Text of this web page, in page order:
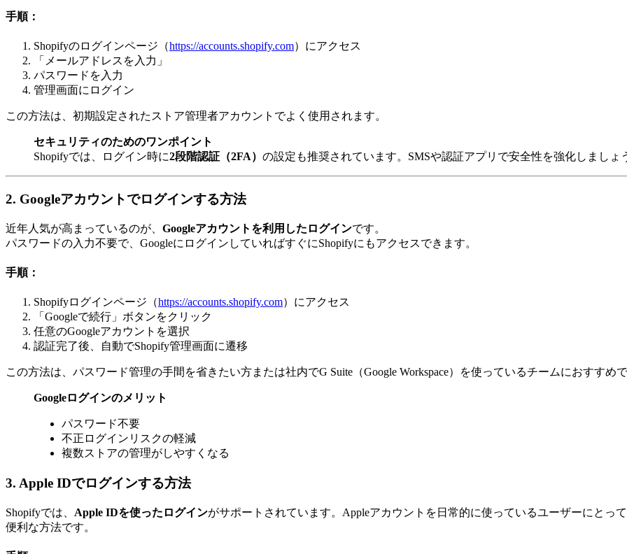
手順：
Shopifyのログインページ（https://accounts.shopify.com）にアクセス
「メールアドレスを入力」
パスワードを入力
管理画面にログイン
この方法は、初期設定されたストア管理者アカウントでよく使用されます。
セキュリティのためのワンポイント
Shopifyでは、ログイン時に2段階認証（2FA） の設定も推奨されています。SMSや認証アプリで安全性を強化しましょ
2. Googleアカウントでログインする方法
近年人気が高まっているのが、 Googleアカウントを利用したログインです。
パスワードの入力不要で、GoogleにログインしていればすぐにShopifyにもアクセスできます。
手順：
Shopifyログインページ（https://accounts.shopify.com）にアクセス
「Googleで続行」ボタンをクリック
任意のGoogleアカウントを選択
認証完了後、自動でShopify管理画面に遷移
この方法は、パスワード管理の手間を省きたい方または社内でG Suite（Google Workspace）を使っているチームにおすすめ
Googleログインのメリット
パスワード不要
不正ログインリスクの軽減
複数ストアの管理がしやすくなる
3. Apple IDでログインする方法
Shopifyでは、 Apple IDを使ったログインがサポートされています。Appleアカウントを日常的に使っているユーザーにとっ
便利な方法です。